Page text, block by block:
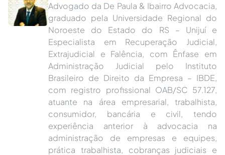
Advogado da De Paula & Ibairro Advocacia,
graduado pela Universidade Regional do
Noroeste do Estado do RS – Unijuí e
Especialista em Recuperação Judicial,
Extrajudicial e Falência, com Ênfase em
Administração Judicial pelo Instituto
Brasileiro de Direito da Empresa – IBDE,
com registro profissional OAB/SC 57.127,
atuante na área empresarial, trabalhista,
consumidor, bancária e civil, tendo
experiência anterior à advocacia na
administração de empresas e equipes,
prática trabalhista, cobranças judiciais e